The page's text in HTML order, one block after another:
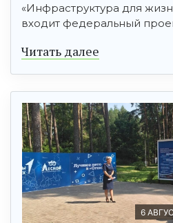
«Инфраструктура для
входит федеральный
Читать далее
6